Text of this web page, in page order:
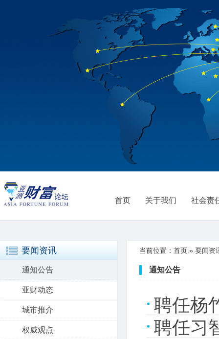
首页 关于我们 社会责
要闻资讯
通知公告
亚财动态
城市推介
权威观点
当前位置： 首页 » 要闻资
通知公告
聘任杨
聘任习